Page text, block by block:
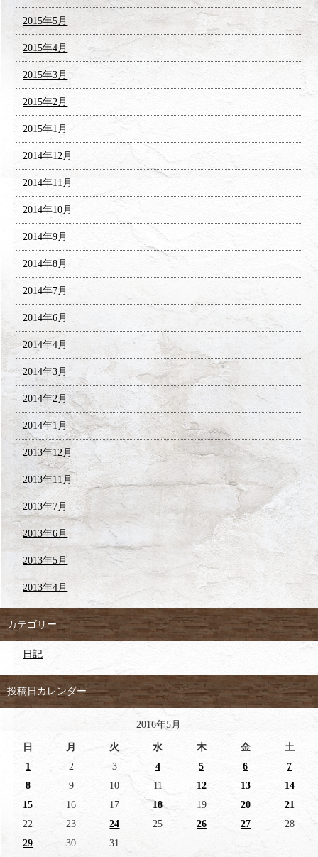
2015年5月
2015年4月
2015年3月
2015年2月
2015年1月
2014年12月
2014年11月
2014年10月
2014年9月
2014年8月
2014年7月
2014年6月
2014年4月
2014年3月
2014年2月
2014年1月
2013年12月
2013年11月
2013年7月
2013年6月
2013年5月
2013年4月
カテゴリー
日記
投稿日カレンダー
2016年5月
日 月 火 水 木 金 土
1 2 3 4 5 6
7
8
9 10 11 12 13
14
15
16 17 18 19 20
21
22
23 24 25 26 27
28
29
30 31